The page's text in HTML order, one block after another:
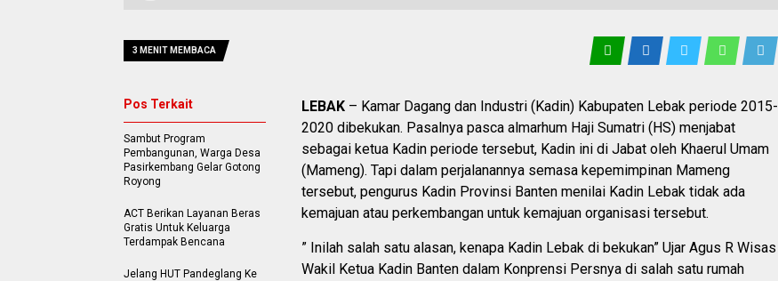
3 MENIT MEMBACA
LEBAK – Kamar Dagang dan Industri (Kadin) Kabupaten Lebak periode 2015-
2020 dibekukan. Pasalnya pasca almarhum Haji Sumatri (HS) menjabat
sebagai ketua Kadin periode tersebut, Kadin ini di Jabat oleh Khaerul Umam
(Mameng). Tapi dalam perjalanannya semasa kepemimpinan Mameng
tersebut, pengurus Kadin Provinsi Banten menilai Kadin Lebak tidak ada
kemajuan atau perkembangan untuk kemajuan organisasi tersebut.
” Inilah salah satu alasan, kenapa Kadin Lebak di bekukan” Ujar Agus R Wisas
Wakil Ketua Kadin Banten dalam Konprensi Persnya di salah satu rumah
Pos Terkait
Sambut Program
Pembangunan, Warga Desa
Pasirkembang Gelar Gotong
Royong
ACT Berikan Layanan Beras
Gratis Untuk Keluarga
Terdampak Bencana
Jelang HUT Pandeglang Ke